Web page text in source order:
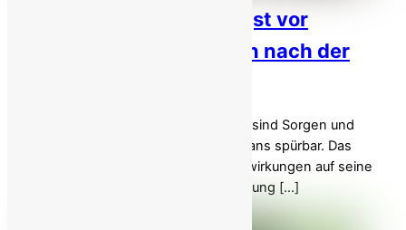
Iranisches Regime in Angst vor
wirtschaftlichen Unruhen nach der
Nach dem Wahlsieg von Donald Trump sind Sorgen und
Ängste in der politischen Landschaft Irans spürbar. Das
Regime bereitet sich auf mögliche Auswirkungen auf seine
Wirtschaft und seine geopolitische Haltung […]